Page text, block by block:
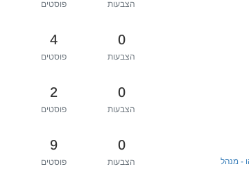
הצבעות פוסטים
0
הצבעות
4
פוסטים
0
הצבעות
2
פוסטים
- מנהל
0
הצבעות
9
פוסטים